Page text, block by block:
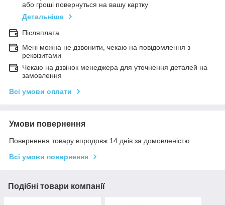
або гроші повернуться на вашу картку
Детальніше
Післяплата
Мені можна не дзвонити, чекаю на повідомлення з
реквізитами
Чекаю на дзвінок менеджера для уточнення деталей на
замовлення
Всі умови оплати
Умови повернення
Повернення товару впродовж 14 днів за домовленістю
Всі умови повернення
Подібні товари компанії